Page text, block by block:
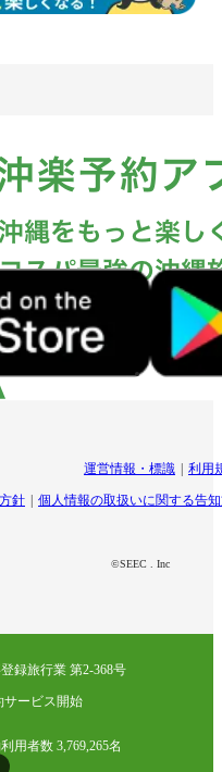
運営情報・標識 利用
針 個人情報の取扱いに関する告
©SEEC . Inc
録旅行業 第2-368号
サービス開始
用者数 3,769,265名